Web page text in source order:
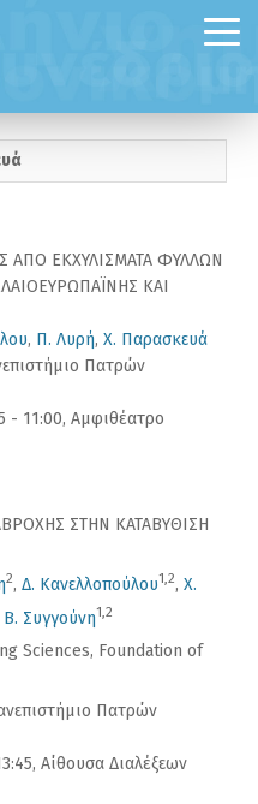
ΕΚΧΥΛΙΣΜΑΤΑ ΦΥΛΛΩΝ
ΚΑΙ
, Π. Λυρή, Χ. Παρασκευά
Πατρών
- 11:00, Αμφιθέατρο
ΣΤΗΝ ΚΑΤΑΒΥΘΙΣΗ
2, Δ. Κανελλοπούλου1,2, Χ.
Β. Συγγούνη1,2
Sciences, Foundation of
Πατρών
Αίθουσα Διαλέξεων